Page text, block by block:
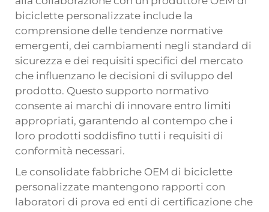
biciclette personalizzate include la
comprensione delle tendenze normative
emergenti, dei cambiamenti negli standard di
sicurezza e dei requisiti specifici del mercato
che influenzano le decisioni di sviluppo del
prodotto. Questo supporto normativo
consente ai marchi di innovare entro limiti
appropriati, garantendo al contempo che i
loro prodotti soddisfino tutti i requisiti di
conformità necessari.
Le consolidate fabbriche OEM di biciclette
personalizzate mantengono rapporti con
laboratori di prova ed enti di certificazione che